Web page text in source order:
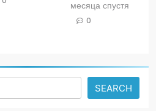
месяца спустя
0
SEARCH